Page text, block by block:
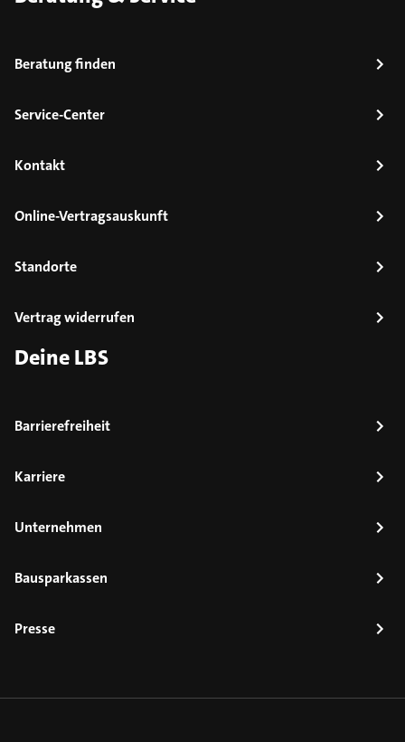
Beratung finden
Service-Center
Kontakt
Online-Vertragsauskunft
Standorte
Vertrag widerrufen
Deine LBS
Barrierefreiheit
Karriere
Unternehmen
Bausparkassen
Presse